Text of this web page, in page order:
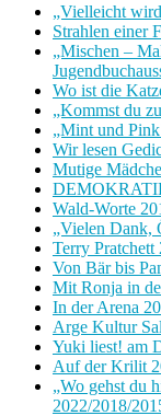
„Vielleicht
Strahlen einer
„Mischen –
Wo ist die
„Kommst du
„Mint und
Wir lesen
Mutige
Wald-Worte
„Vielen Dank,
Terry Pratchett
Von Bär bis
Mit Ronja in
In der Arena
Arge Kultur
Yuki liest! am
Auf der Krilit
„Wo gehst du
2022/2018/